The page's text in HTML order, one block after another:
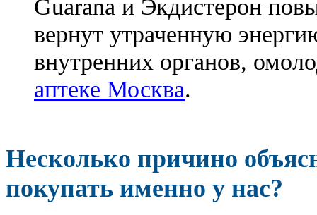
Guarana и Экдистерон
вернут утраченную
внутренних органов,
аптеке Москва.
Несколько причино
покупать именно у нас?